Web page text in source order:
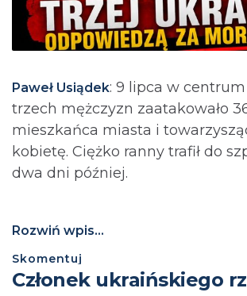
Paweł Usiądek: 9 lipca w
trzech mężczyzn zaatakowało
mieszkańca miasta i
kobietę. Ciężko ranny trafił do
dwa dni później.
Rozwiń wpis...
Skomentuj
Członek ukraińskiego